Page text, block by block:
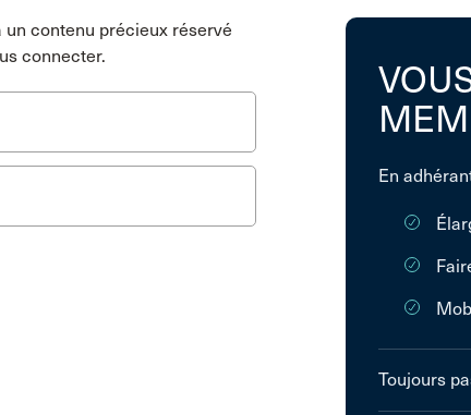
contenu précieux réservé
connecter.
En
Toujours